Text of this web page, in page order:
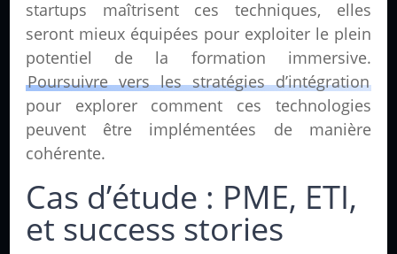
startups maîtrisent ces techniques, elles
seront mieux équipées pour exploiter le plein
potentiel de la formation immersive.
Poursuivre vers les stratégies d’intégration
pour explorer comment ces technologies
peuvent être implémentées de manière
cohérente.
Cas d’étude : PME, ETI,
et success stories